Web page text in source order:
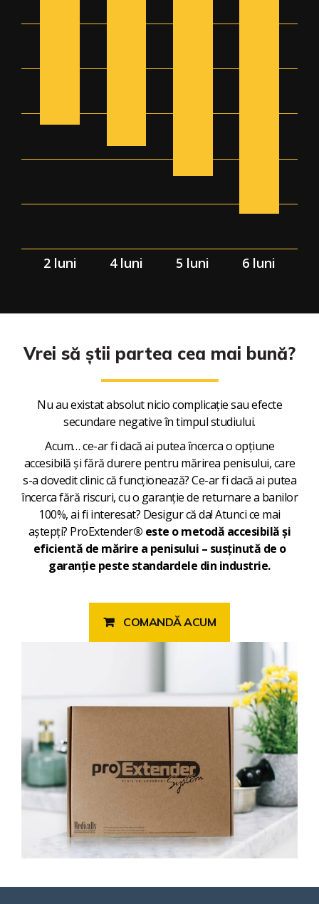
2 luni 4 luni 5 luni 6 luni
Vrei să știi partea cea mai bună?
Nu au existat absolut nicio complicație sau efecte
secundare negative în timpul studiului.
Acum… ce-ar fi dacă ai putea încerca o opțiune
accesibilă și fără durere pentru mărirea penisului, care
s-a dovedit clinic că funcționează? Ce-ar fi dacă ai putea
încerca fără riscuri, cu o garanție de returnare a banilor
100%, ai fi interesat? Desigur că da! Atunci ce mai
aștepți? ProExtender® este o metodă accesibilă și
eficientă de mărire a penisului – susținută de o
garanție peste standardele din industrie.
COMANDĂ ACUM